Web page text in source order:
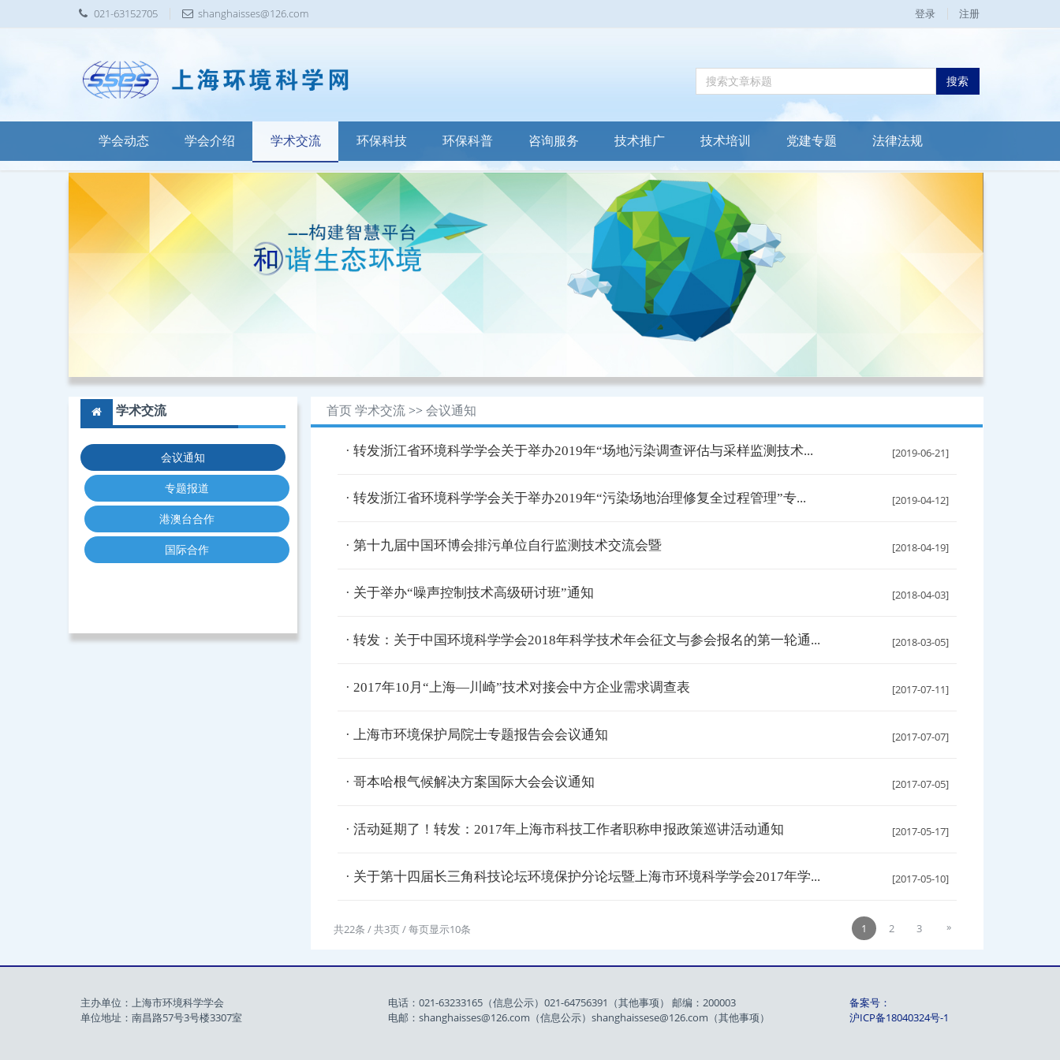
021-63152705 shanghaisses@126.com 登录 注册
搜索
学会动态 学会介绍 学术交流 环保科技 环保科普 咨询服务 技术推广 技术培训 党建专题 法律法规
学术交流
会议通知
专题报道
港澳台合作
国际合作
首页 学术交流 >>会议通知
· 转发浙江省环境科学学会关于举办2019年“场地污染调查评估与采样监测技术... [2019-06-21]
· 转发浙江省环境科学学会关于举办2019年“污染场地治理修复全过程管理”专... [2019-04-12]
· 第十九届中国环博会排污单位自行监测技术交流会暨 [2018-04-19]
· 关于举办“噪声控制技术高级研讨班”通知 [2018-04-03]
· 转发：关于中国环境科学学会2018年科学技术年会征文与参会报名的第一轮通... [2018-03-05]
· 2017年10月“上海—川崎”技术对接会中方企业需求调查表 [2017-07-11]
· 上海市环境保护局院士专题报告会会议通知 [2017-07-07]
· 哥本哈根气候解决方案国际大会会议通知 [2017-07-05]
· 活动延期了！转发：2017年上海市科技工作者职称申报政策巡讲活动通知 [2017-05-17]
· 关于第十四届长三角科技论坛环境保护分论坛暨上海市环境科学学会2017年学... [2017-05-10]
共22条 / 共3页 / 每页显示10条 1 2 3 »
主办单位：上海市环境科学学会
单位地址：南昌路57号3号楼3307室
电话：021-63233165（信息公示）021-64756391（其他事项） 邮编：200003
电邮：shanghaisses@126.com（信息公示）shanghaissese@126.com（其他事项）
备案号：
沪ICP备18040324号-1